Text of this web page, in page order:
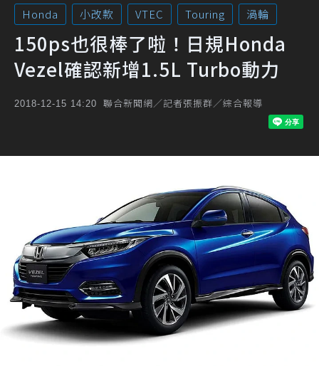
Honda 小改款 VTEC Touring 渦輪
150ps也很棒了啦！日規Honda
Vezel確認新增1.5L Turbo動力
2018-12-15 14:20 聯合新聞網／記者張振群／綜合報導